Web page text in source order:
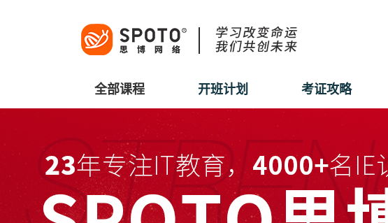
全部课程 开班计划 考证攻略